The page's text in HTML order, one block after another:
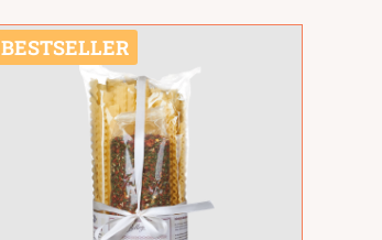
BESTSELLER